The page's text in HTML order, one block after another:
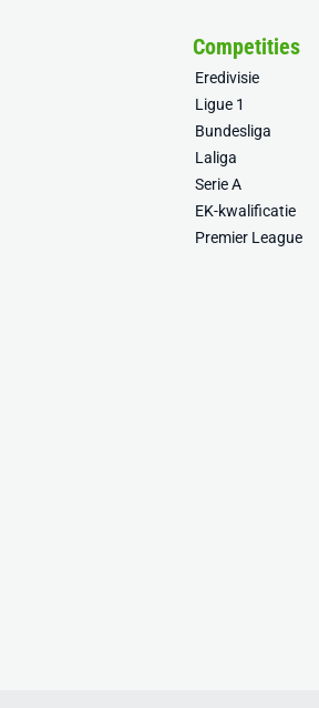
Competities
Eredivisie
Ligue 1
Bundesliga
Laliga
Serie A
EK-kwalificatie
Premier League